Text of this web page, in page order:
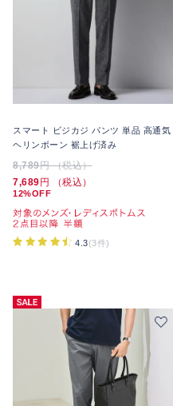
スマート ビジカジ パンツ 単品 高通気
ヘリンボーン 裾上げ済み
8,789円 （税込）
7,689円 （税込）
12%OFF
4.3(3件)